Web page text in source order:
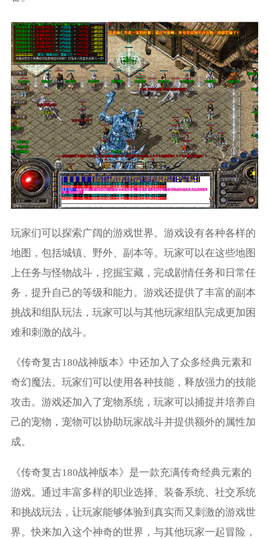
玩家们可以探索广阔的游戏世界。游戏设有各种各样的
地图，包括城镇、野外、副本等。玩家可以在这些地图
上任务与怪物战斗，挖掘宝藏，完成剧情任务和日常任
务，提升自己的等级和能力。游戏还提供了丰富的副本
挑战和组队玩法，玩家可以与其他玩家组队完成更加困
难和刺激的战斗。
《传奇复古180战神版本》中还加入了众多经典元素和
奇幻魔法。玩家们可以使用各种技能，释放强力的技能
攻击。游戏还加入了宠物系统，玩家可以捕捉并培养自
己的宠物，宠物可以协助玩家战斗并提供额外的属性加
成。
《传奇复古180战神版本》是一款充满传奇经典元素的
游戏。通过丰富多样的职业选择、装备系统、社交系统
和挑战玩法，让玩家能够体验到真实而又刺激的游戏世
界。快来加入这个神奇的世界，与其他玩家一起冒险，